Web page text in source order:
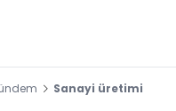
Sanayi üretimi